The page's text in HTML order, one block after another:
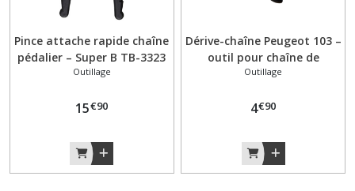
Pince attache rapide chaîne
pédalier – Super B TB-3323
– Peugeot 103
Outillage
15€90
Dérive-chaîne Peugeot 103 –
outil pour chaîne de
pédalier et entraînement
Outillage
4€90